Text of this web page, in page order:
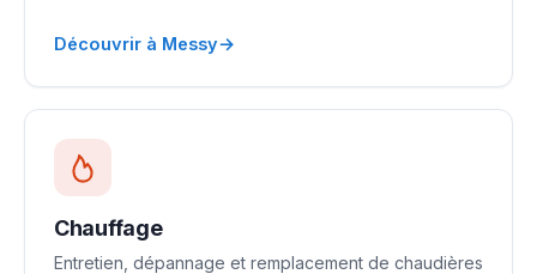
Découvrir à Messy→
Chauffage
Entretien, dépannage et remplacement de chaudières